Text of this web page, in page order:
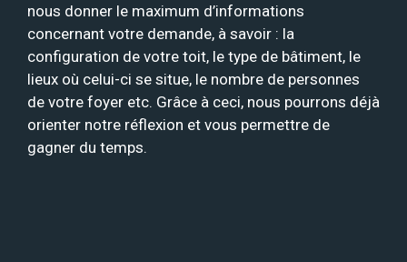
nous donner le maximum d’informations
concernant votre demande, à savoir : la
configuration de votre toit, le type de bâtiment, le
lieux où celui-ci se situe, le nombre de personnes
de votre foyer etc. Grâce à ceci, nous pourrons déjà
orienter notre réflexion et vous permettre de
gagner du temps.